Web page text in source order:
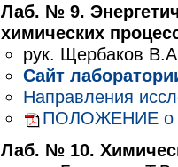
Лаб. № 9.
химических
рук. Щербаков
Сайт
Направления
ПОЛОЖЕНИЕ о
Лаб. № 10.